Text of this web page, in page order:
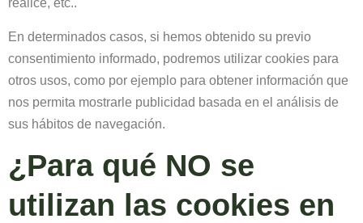
realice, etc..
En determinados casos, si hemos obtenido su previo
consentimiento informado, podremos utilizar cookies para
otros usos, como por ejemplo para obtener información que
nos permita mostrarle publicidad basada en el análisis de
sus hábitos de navegación.
¿Para qué NO se
utilizan las cookies en